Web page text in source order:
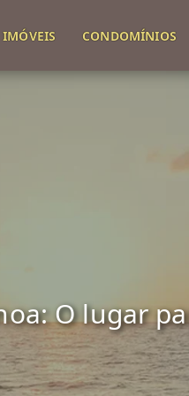
IMÓVEIS CONDOMÍNIOS
O lugar